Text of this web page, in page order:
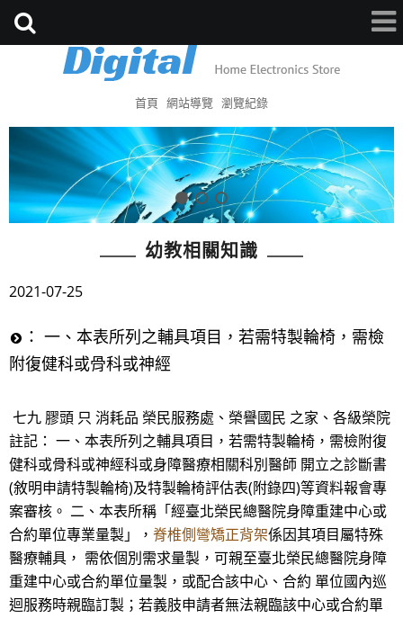
首頁 網站導覽 瀏覽紀錄
幼教相關知識
2021-07-25
： 一、本表所列之輔具項目，若需特製輪椅，需檢
附復健科或骨科或神經
七九 膠頭 只 消耗品 榮民服務處、榮譽國民 之家、各級榮院
註記： 一、本表所列之輔具項目，若需特製輪椅，需檢附復
健科或骨科或神經科或身障醫療相關科別醫師 開立之診斷書
(敘明申請特製輪椅)及特製輪椅評估表(附錄四)等資料報會專
案審核。 二、本表所稱「經臺北榮民總醫院身障重建中心或
合約單位專業量製」， 脊椎側彎矯正背架係因其項目屬特殊
醫療輔具， 需依個別需求量製，可親至臺北榮民總醫院身障
重建中心或合約單位量製，或配合該中心、合約 單位國內巡
迴服務時親臨訂製；若義肢申請者無法親臨該中心或合約單